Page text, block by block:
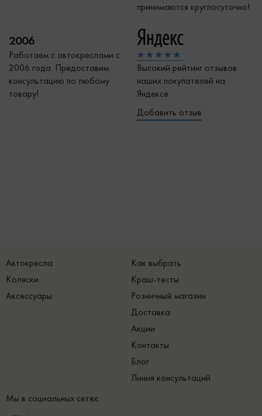
принимаются круглосуточно!
2006
Работаем с автокреслами с
2006 года. Предоставим
консультацию по любому
товару!
Высокий рейтинг отзывов
наших покупателей на
Яндексе
Добавить отзыв
Автокресла
Коляски
Аксессуары
Как выбрать
Краш-тесты
Розничный магазин
Доставка
Акции
Контакты
Блог
Линия консультаций
Мы в социальных сетях: